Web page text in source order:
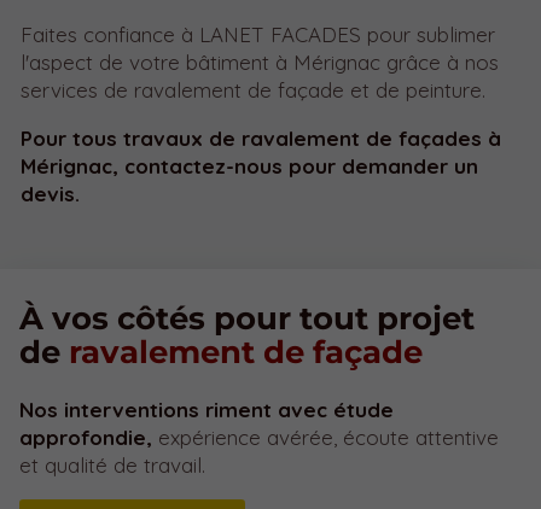
Faites confiance à LANET FACADES pour sublimer
l'aspect de votre bâtiment à Mérignac grâce à nos
services de ravalement de façade et de peinture.
Pour tous travaux de ravalement de façades à
Mérignac, contactez-nous pour demander un
devis.
À vos côtés pour tout projet
de ravalement de façade
Nos interventions riment avec étude
approfondie, expérience avérée, écoute attentive
et qualité de travail.